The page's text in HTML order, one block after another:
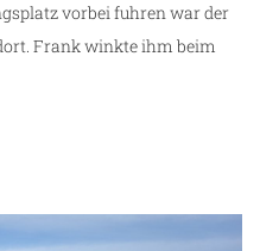
vorbei fuhren war der
Frank winkte ihm beim